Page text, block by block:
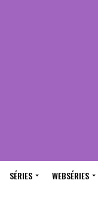
SÉRIES WEBSÉRIES